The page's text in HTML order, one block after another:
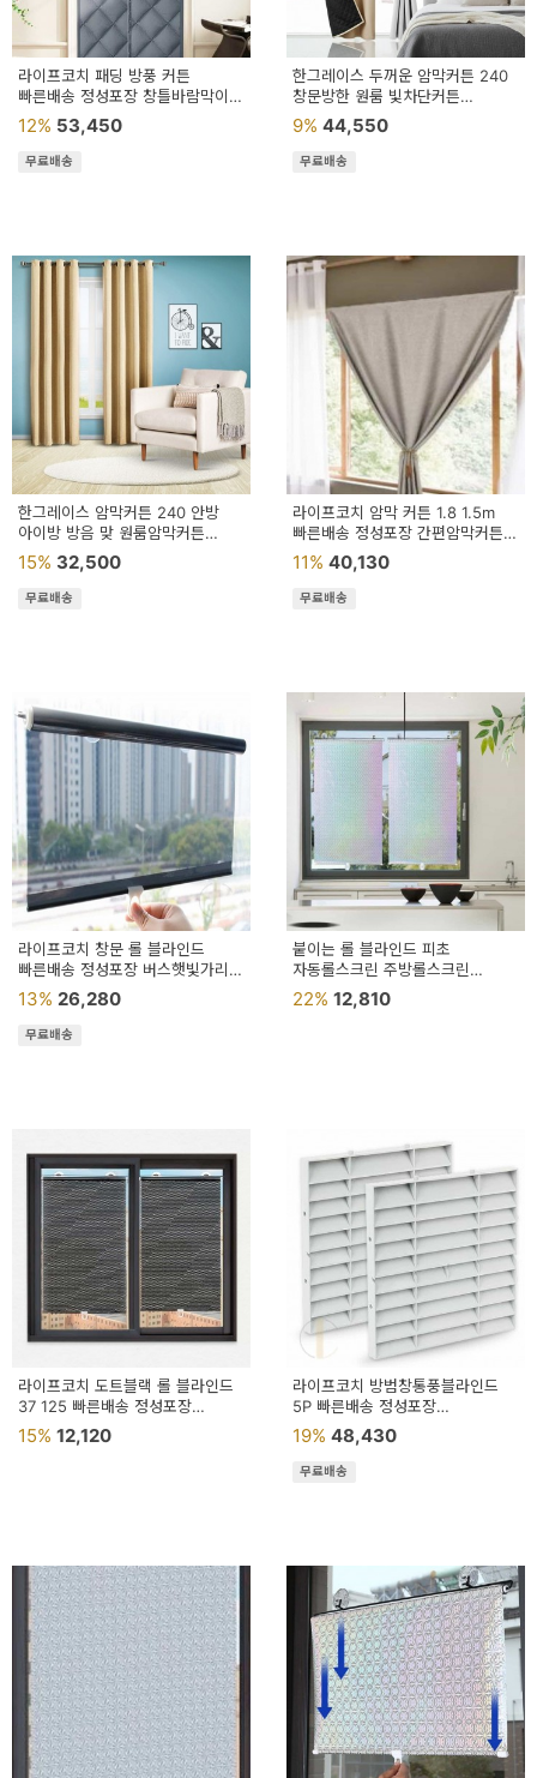
라이프코치 패딩 방풍 커튼
빠른배송 정성포장 창틀바람막이
창문바람막이
12% 53,450
무료배송
한그레이스 두꺼운 암막커튼 240
창문방한 원룸 빛차단커튼
창문형커튼
9% 44,550
무료배송
한그레이스 암막커튼 240 안방
아이방 방음 맞 원룸암막커튼
현관가림막
15% 32,500
무료배송
라이프코치 암막 커튼 1.8 1.5m
빠른배송 정성포장 간편암막커튼
셀프암막커튼
11% 40,130
무료배송
라이프코치 창문 롤 블라인드
빠른배송 정성포장 버스햇빛가리개
햇빛가리기
13% 26,280
무료배송
붙이는 롤 블라인드 피초
자동롤스크린 주방롤스크린
롤스크린블라인드 거실롤스크린
22% 12,810
라이프코치 도트블랙 롤 블라인드
37 125 빠른배송 정성포장
롤스크린블라인드 롤스크린
15% 12,120
라이프코치 방범창통풍블라인드
5P 빠른배송 정성포장
프라이버시보호가리개
시선차단가리개
19% 48,430
무료배송